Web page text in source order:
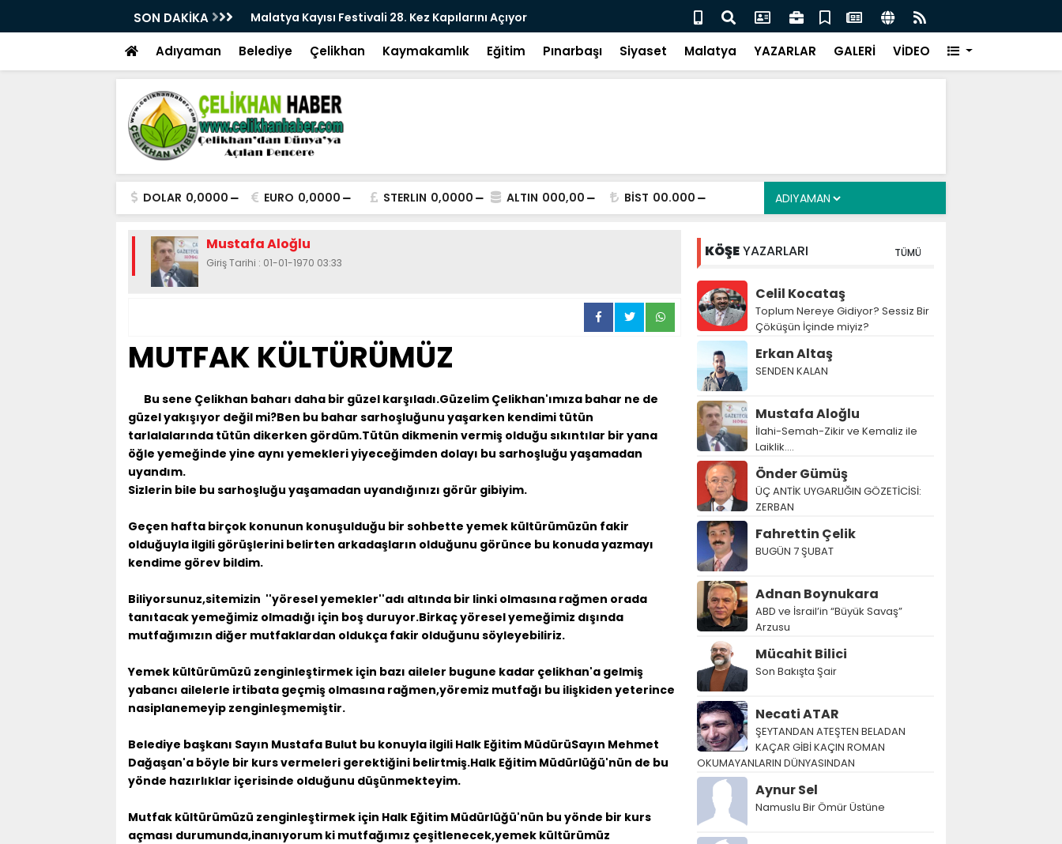
SON DAKİKA
Kez Kapılarını Açıyor Vesayetten Siyasete: DEM Parti’nin Tarihi Sınavı Milletvekili Alkayış, Cibuti’de diplomatik temaslarda bulundu
Adıyaman Belediye Çelikhan Kaymakamlık Eğitim Pınarbaşı Siyaset Malatya YAZARLAR GALERİ VİDEO
DOLAR 0,0000 EURO 0,0000 STERLIN 0,0000 ALTIN 000,00 BİST 00.000
Mustafa Aloğlu
Giriş Tarihi : 01-01-1970 03:33
MUTFAK KÜLTÜRÜMÜZ
Bu sene Çelikhan baharı daha bir güzel karşıladı.Güzelim Çelikhan'ımıza bahar ne de
güzel yakışıyor değil mi?Ben bu bahar sarhoşluğunu yaşarken kendimi tütün
tarlalalarında tütün dikerken gördüm.Tütün dikmenin vermiş olduğu sıkıntılar bir yana
öğle yemeğinde yine aynı yemekleri yiyeceğimden dolayı bu sarhoşluğu yaşamadan
uyandım.
Sizlerin bile bu sarhoşluğu yaşamadan uyandığınızı görür gibiyim.
Geçen hafta birçok konunun konuşulduğu bir sohbette yemek kültürümüzün fakir
olduğuyla ilgili görüşlerini belirten arkadaşların olduğunu görünce bu konuda yazmayı
kendime görev bildim.
Biliyorsunuz,sitemizin ''yöresel yemekler''adı altında bir linki olmasına rağmen orada
tanıtacak yemeğimiz olmadığı için boş duruyor.Birkaç yöresel yemeğimiz dışında
mutfağımızın diğer mutfaklardan oldukça fakir olduğunu söyleyebiliriz.
Yemek kültürümüzü zenginleştirmek için bazı aileler bugune kadar çelikhan'a gelmiş
yabancı ailelerle irtibata geçmiş olmasına rağmen,yöremiz mutfağı bu ilişkiden yeterince
nasiplanemeyip zenginleşmemiştir.
Belediye başkanı Sayın Mustafa Bulut bu konuyla ilgili Halk Eğitim MüdürüSayın Mehmet
Dağaşan'a böyle bir kurs vermeleri gerektiğini belirtmiş.Halk Eğitim Müdürlüğü'nün de bu
yönde hazırlıklar içerisinde olduğunu düşünmekteyim.
Mutfak kültürümüzü zenginleştirmek için Halk Eğitim Müdürlüğü'nün bu yönde bir kurs
açması durumunda,inanıyorum ki mutfağımız çeşitlenecek,yemek kültürümüz
KÖŞEYAZARLARI TÜMÜ
Celil Kocataş
Toplum Nereye Gidiyor? Sessiz Bir
Çöküşün İçinde miyiz?
Erkan Altaş
SENDEN KALAN
Mustafa Aloğlu
İlahi-Semah-Zikir ve Kemaliz ile
Laiklik….
Önder Gümüş
ÜÇ ANTİK UYGARLIĞIN GÖZETİCİSİ:
ZERBAN
Fahrettin Çelik
BUGÜN 7 ŞUBAT
Adnan Boynukara
ABD ve İsrail’in “Büyük Savaş”
Arzusu
Mücahit Bilici
Son Bakışta Şair
Necati ATAR
ŞEYTANDAN ATEŞTEN BELADAN
KAÇAR GİBİ KAÇIN ROMAN
OKUMAYANLARIN DÜNYASINDAN
Aynur Sel
Namuslu Bir Ömür Üstüne